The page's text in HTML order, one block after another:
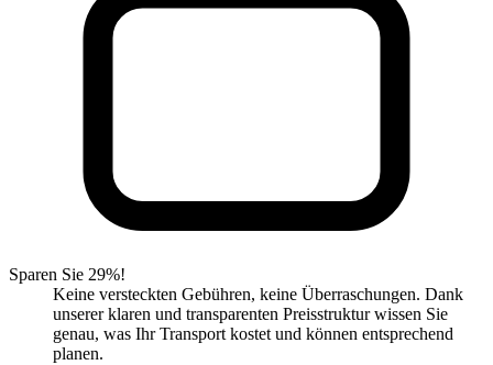
Sparen Sie 29%!
Keine versteckten Gebühren, keine Überraschungen. Dank
unserer klaren und transparenten Preisstruktur wissen Sie
genau, was Ihr Transport kostet und können entsprechend
planen.